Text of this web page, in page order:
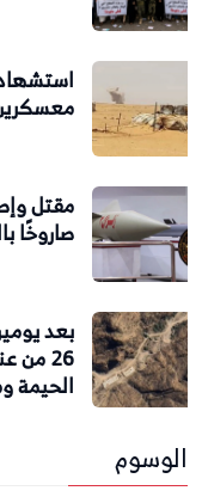
صاروخًا بالستيًا و15
بعد
26
الحيمة
الوسوم